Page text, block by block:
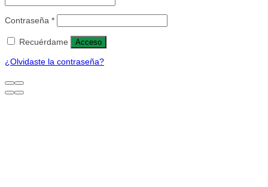
Contraseña *
Recuérdame Acceso
¿Olvidaste la contraseña?